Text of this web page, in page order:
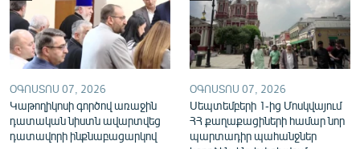
English
Русский
ՀԵՏԵՎԵՔ ՄԵԶ
ՕԳՈՍՏՈՍ 07, 2026
Կաթողիկոսի գործով առաջին
դատական նիստն ավարտվեց
դատավորի ինքնաբացարկով
ՕԳՈՍՏՈՍ 07, 2026
Սեպտեմբերի 1-ից Մոսկվայում
ՀՀ քաղաքացիների համար նոր
պարտադիր պահանջներ